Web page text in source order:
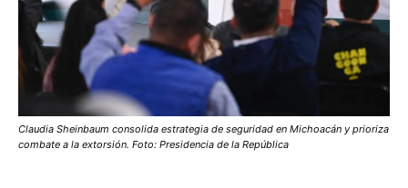
Claudia Sheinbaum consolida estrategia de seguridad en Michoacán y prioriza
combate a la extorsión. Foto: Presidencia de la República